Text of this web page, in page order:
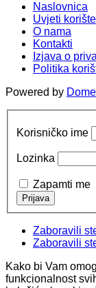
Naslovnica
Uvjeti
O nama
Kontakti
Izjava o
Politika
Powered by
Korisničko ime
Lozinka
Zapamti me
Zaboravili
Zaboravili
Kako bi Vam
funkcionalnost